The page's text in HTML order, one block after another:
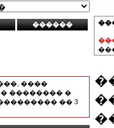
����
�������� �
�� 3